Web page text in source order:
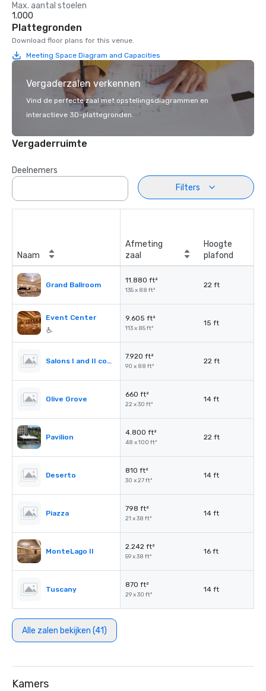
Max. aantal stoelen
1.000
Plattegronden
Download floor plans for this venue.
Meeting Space Diagram and Capacities
Vergaderzalen verkennen
Vind de perfecte zaal met opstellingsdiagrammen en
interactieve 3D-plattegronden.
Vergaderruimte
Deelnemers
Filters
Naam
Afmeting
zaal
Hoogte
plafond
Grand Ballroom
11.880 ft²
135 x 88 ft²
22 ft
Event Center 9.605 ft²
113 x 85 ft²
15 ft
Salons I and II combined
7.920 ft²
90 x 88 ft²
22 ft
Olive Grove
660 ft²
22 x 30 ft²
14 ft
Pavilion
4.800 ft²
48 x 100 ft²
22 ft
Deserto
810 ft²
30 x 27 ft²
14 ft
Piazza
798 ft²
21 x 38 ft²
14 ft
MonteLago II
2.242 ft²
59 x 38 ft²
16 ft
Tuscany
870 ft²
29 x 30 ft²
14 ft
Alle zalen bekijken (41)
Kamers